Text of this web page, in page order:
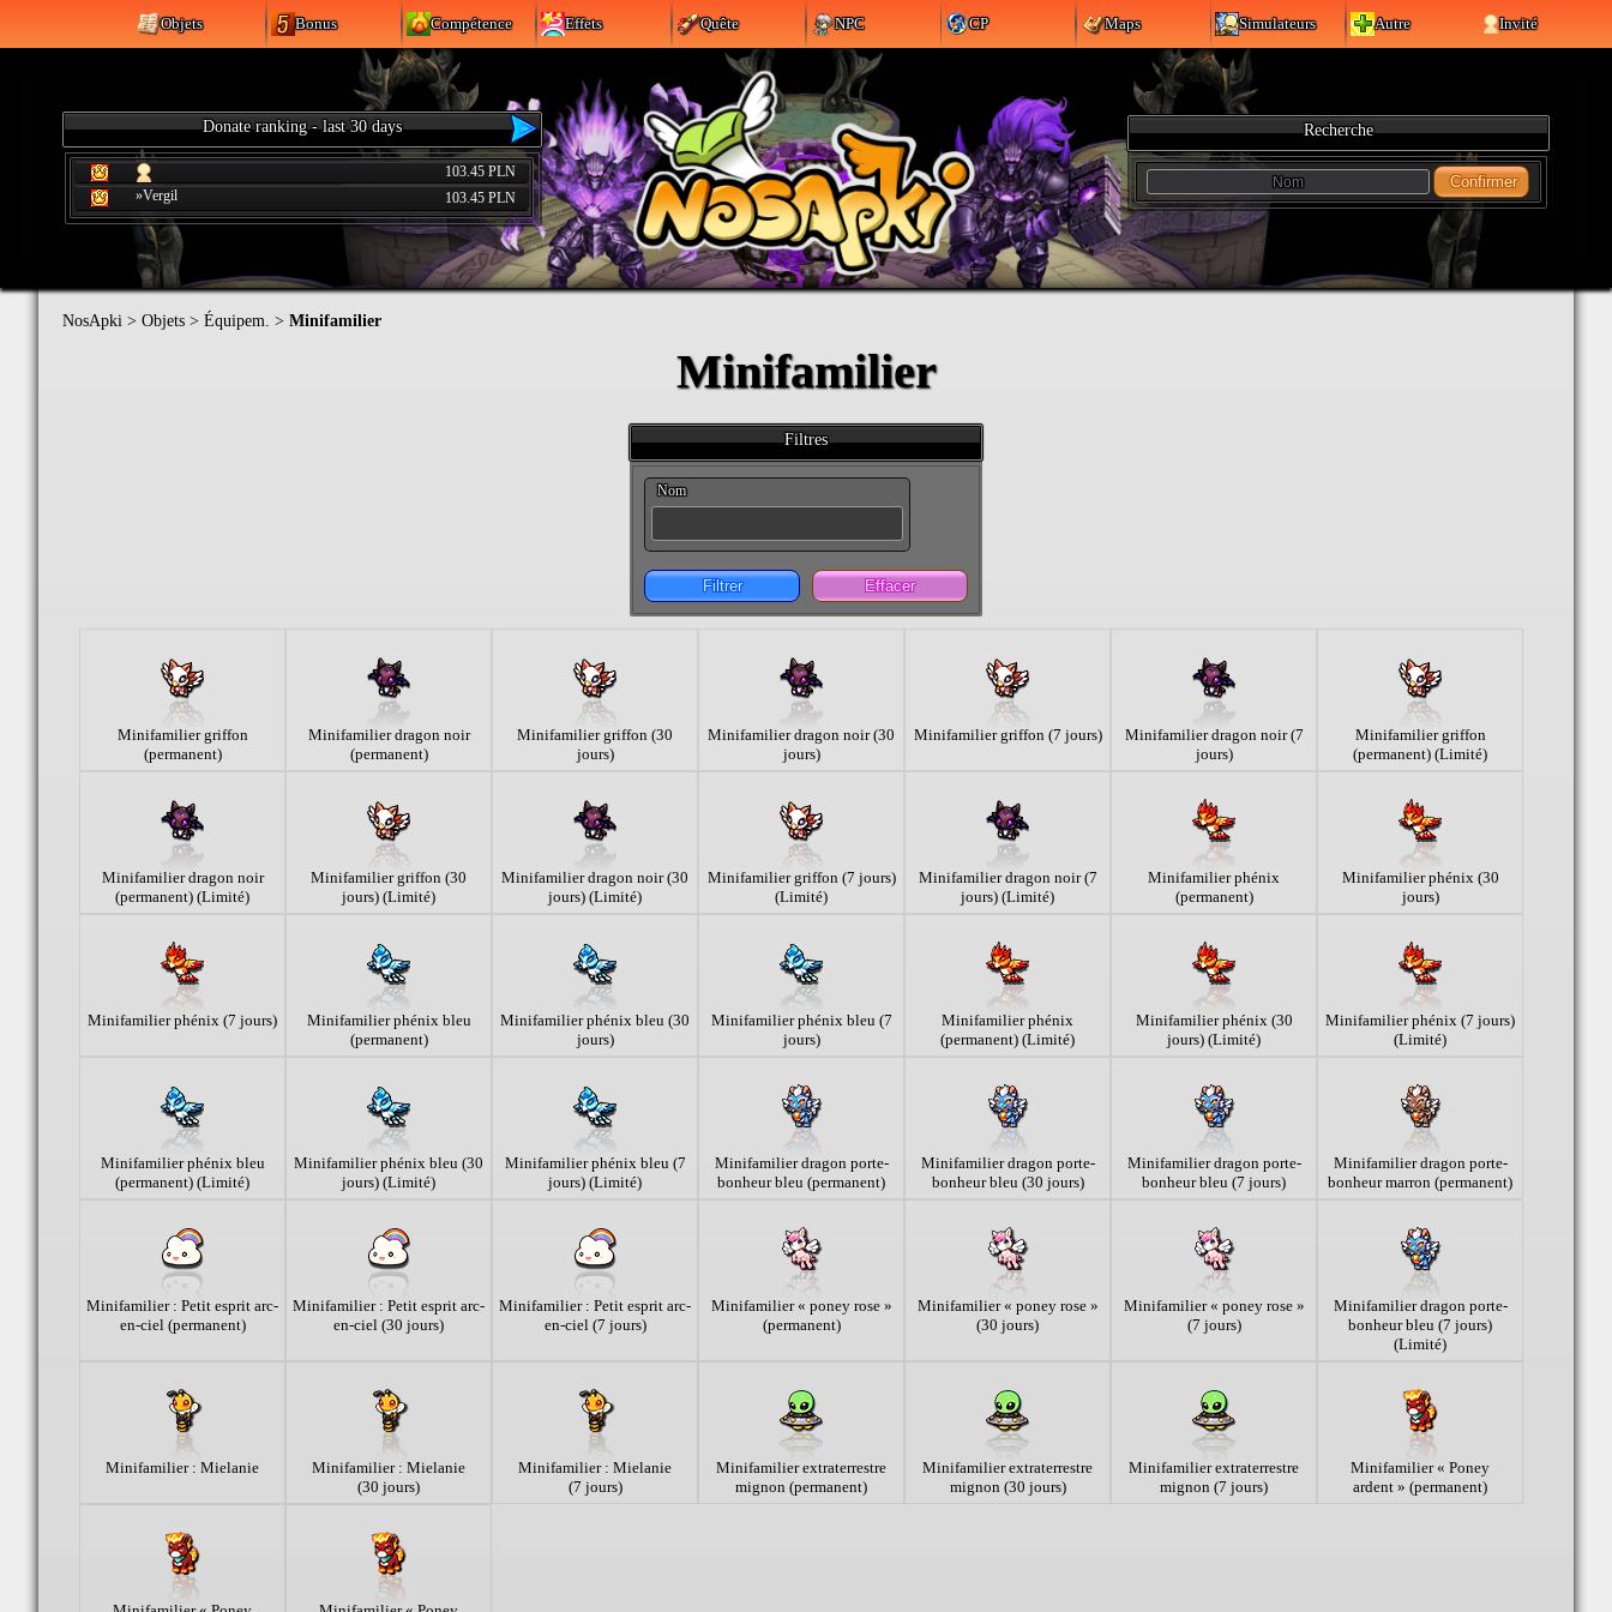
Objets Bonus Compétence Effets Quête NPC CP Maps Simulateurs Autre Invité
Donate ranking - last 30 days
103.45 PLN
»Vergil
103.45 PLN
Recherche
Confirmer
NosApki > Objets > Équipem. > Minifamilier
Minifamilier
Filtres
Nom
Filtrer Effacer
Minifamilier griffon
(permanent)
Minifamilier dragon noir
(permanent)
Minifamilier griffon (30
jours)
Minifamilier dragon noir (30
jours)
Minifamilier griffon (7 jours)
Minifamilier dragon noir (7
jours)
Minifamilier griffon
(permanent) (Limité)
Minifamilier dragon noir
(permanent) (Limité)
Minifamilier griffon (30
jours) (Limité)
Minifamilier dragon noir (30
jours) (Limité)
Minifamilier griffon (7 jours)
(Limité)
Minifamilier dragon noir (7
jours) (Limité)
Minifamilier phénix
(permanent)
Minifamilier phénix (30
jours)
Minifamilier phénix (7 jours)
Minifamilier phénix bleu
(permanent)
Minifamilier phénix bleu (30
jours)
Minifamilier phénix bleu (7
jours)
Minifamilier phénix
(permanent) (Limité)
Minifamilier phénix (30
jours) (Limité)
Minifamilier phénix (7 jours)
(Limité)
Minifamilier phénix bleu
(permanent) (Limité)
Minifamilier phénix bleu (30
jours) (Limité)
Minifamilier phénix bleu (7
jours) (Limité)
Minifamilier dragon porte-
bonheur bleu (permanent)
Minifamilier dragon porte-
bonheur bleu (30 jours)
Minifamilier dragon porte-
bonheur bleu (7 jours)
Minifamilier dragon porte-
bonheur marron (permanent)
Minifamilier : Petit esprit arc-
en-ciel (permanent)
Minifamilier : Petit esprit arc-
en-ciel (30 jours)
Minifamilier : Petit esprit arc-
en-ciel (7 jours)
Minifamilier « poney rose »
(permanent)
Minifamilier « poney rose »
(30 jours)
Minifamilier « poney rose »
(7 jours)
Minifamilier dragon porte-
bonheur bleu (7 jours)
(Limité)
Minifamilier : Mielanie
Minifamilier : Mielanie
(30 jours)
Minifamilier : Mielanie
(7 jours)
Minifamilier extraterrestre
mignon (permanent)
Minifamilier extraterrestre
mignon (30 jours)
Minifamilier extraterrestre
mignon (7 jours)
Minifamilier « Poney
ardent » (permanent)